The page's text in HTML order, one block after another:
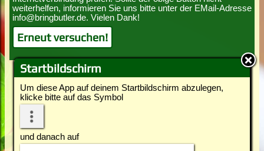
Startbildschirm
Um diese App auf deinem Startbildschirm abzulegen,
klicke bitte auf das Symbol
und danach auf
Erneut versuchen!